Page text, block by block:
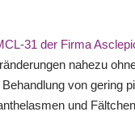
31 der Firma
nahezu
von gering
und